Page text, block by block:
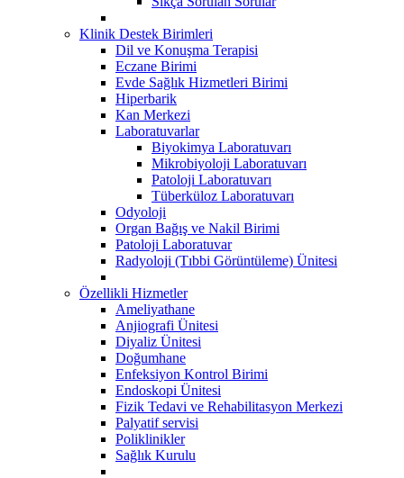
Klinik Destek Birimleri
Dil ve Konuşma Terapisi
Eczane Birimi
Evde Sağlık Hizmetleri Birimi
Hiperbarik
Kan Merkezi
Laboratuvarlar
Biyokimya Laboratuvarı
Mikrobiyoloji Laboratuvarı
Patoloji Laboratuvarı
Tüberküloz Laboratuvarı
Odyoloji
Organ Bağış ve Nakil Birimi
Patoloji Laboratuvar
Radyoloji (Tıbbi Görüntüleme) Ünitesi
Özellikli Hizmetler
Ameliyathane
Anjiografi Ünitesi
Diyaliz Ünitesi
Doğumhane
Enfeksiyon Kontrol Birimi
Endoskopi Ünitesi
Fizik Tedavi ve Rehabilitasyon Merkezi
Palyatif servisi
Poliklinikler
Sağlık Kurulu